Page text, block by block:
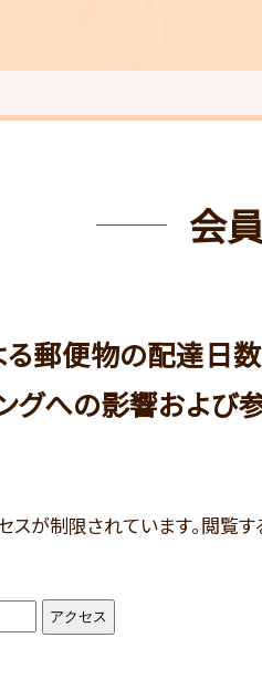
会
郵便物の配達日
グへの影響およ
スが制限されています。閲覧